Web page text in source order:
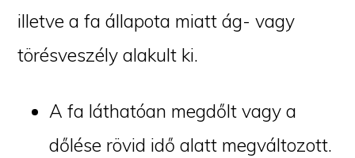
illetve a fa állapota miatt ág- vagy
törésveszély alakult ki.
A fa láthatóan megdőlt vagy a
dőlése rövid idő alatt megváltozott.